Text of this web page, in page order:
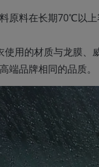
原料在长期70℃以上
使用的材质与龙膜
端品牌相同的品质。